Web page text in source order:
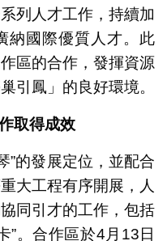
列人才工作，持續加
納國際優質人才。此
區的合作，發揮資源
引鳳」的良好環境。
取得成效
”的發展定位，並配合
大工程有序開展，人
同引才的工作，包括
”。合作區於4月13日